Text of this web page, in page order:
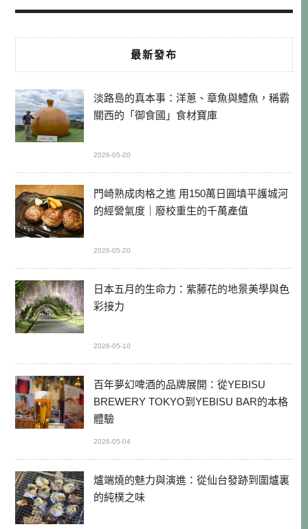
最新發布
淡路島的真本事：洋蔥、章魚與鱧魚，稱霸
關西的「御食國」食材寶庫
2026-05-20
門崎熟成肉格之進 用150萬日圓填平護城河
的經營氣度｜廢校重生的千萬產值
2026-05-20
日本五月的生命力：紫藤花的地景美學與色
彩接力
2026-05-10
百年夢幻啤酒的品牌展開：從YEBISU
BREWERY TOKYO到YEBISU BAR的本格
體驗
2026-05-04
爐端燒的魅力與演進：從仙台發跡到圍爐裏
的純樸之味